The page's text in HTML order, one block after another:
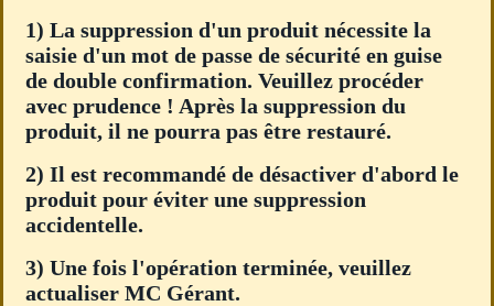
1) La suppression d'un produit nécessite la
saisie d'un mot de passe de sécurité en guise
de double confirmation. Veuillez procéder
avec prudence ! Après la suppression du
produit, il ne pourra pas être restauré.
2) Il est recommandé de désactiver d'abord le
produit pour éviter une suppression
accidentelle.
3) Une fois l'opération terminée, veuillez
actualiser MC Gérant.